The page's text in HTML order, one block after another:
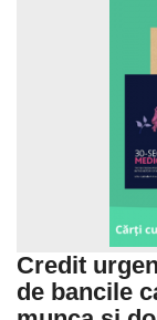
Credit
de bancile